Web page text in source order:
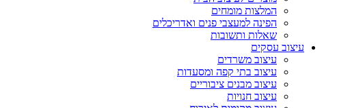
המלצות מומחים
הפינה למעצבי פנים ואדריכלים
שאלות ותשובות
עיצוב עסקים
עיצוב משרדים
עיצוב בתי קפה ומסעדות
עיצוב מבנים ציבוריים
עיצוב חנויות